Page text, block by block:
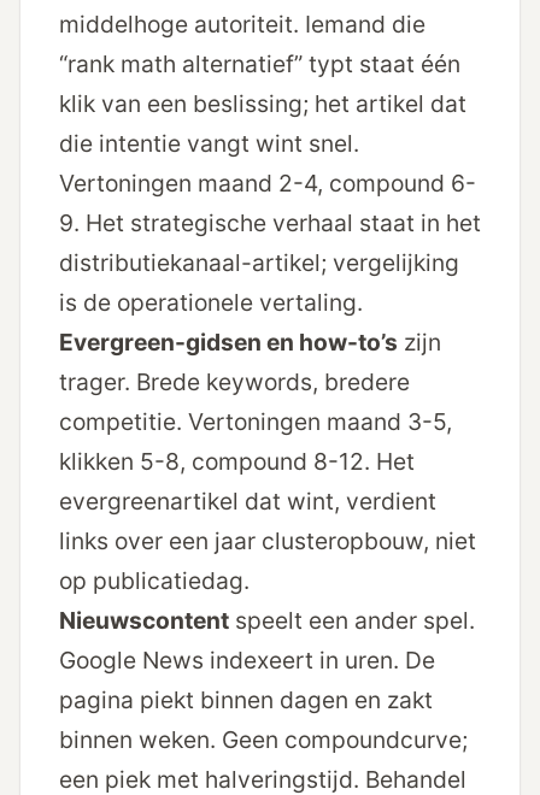
middelhoge autoriteit. Iemand die
“rank math alternatief” typt staat één
klik van een beslissing; het artikel dat
die intentie vangt wint snel.
Vertoningen maand 2-4, compound 6-
9. Het strategische verhaal staat in het
distributiekanaal-artikel; vergelijking
is de operationele vertaling.
Evergreen-gidsen en how-to’s zijn
trager. Brede keywords, bredere
competitie. Vertoningen maand 3-5,
klikken 5-8, compound 8-12. Het
evergreenartikel dat wint, verdient
links over een jaar cluster­opbouw, niet
op publicatiedag.
Nieuwscontent speelt een ander spel.
Google News indexeert in uren. De
pagina piekt binnen dagen en zakt
binnen weken. Geen compoundcurve;
een piek met halveringstijd. Behandel